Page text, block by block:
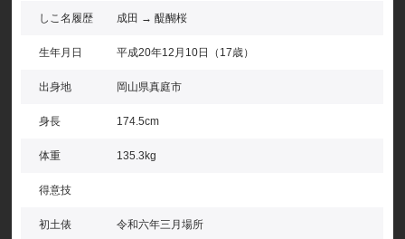
しこ名履歴 成田 → 醍醐桜
生年月日 平成20年12月10日（17歳）
出身地 岡山県真庭市
身長 174.5cm
体重 135.3kg
得意技
初土俵 令和六年三月場所